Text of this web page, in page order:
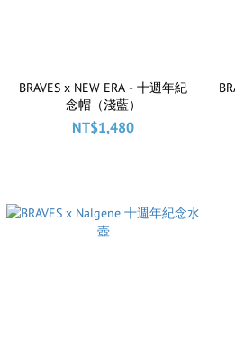
BRAVES x NEW ERA - 十週年紀
念帽（淺藍）
NT$1,480